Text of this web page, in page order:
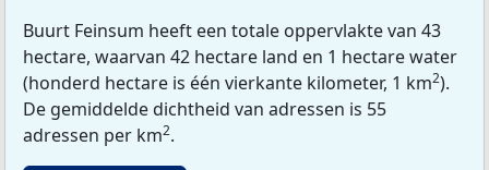
Buurt Feinsum heeft een totale oppervlakte van 43
hectare, waarvan 42 hectare land en 1 hectare water
(honderd hectare is één vierkante kilometer, 1 km2).
De gemiddelde dichtheid van adressen is 55
adressen per km2.